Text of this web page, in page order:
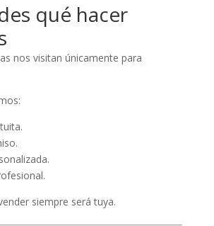
qué hacer
nos visitan únicamente para
siempre será tuya.